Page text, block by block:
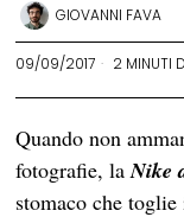
GIOVANNI FAVA
09/09/2017 2 MINUTI
Quando non
fotografie, laNike
stomaco che